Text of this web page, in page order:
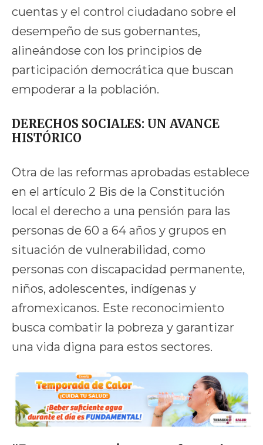
cuentas y el control ciudadano sobre el
desempeño de sus gobernantes,
alineándose con los principios de
participación democrática que buscan
empoderar a la población.
DERECHOS SOCIALES: UN AVANCE
HISTÓRICO
Otra de las reformas aprobadas establece
en el artículo 2 Bis de la Constitución
local el derecho a una pensión para las
personas de 60 a 64 años y grupos en
situación de vulnerabilidad, como
personas con discapacidad permanente,
niños, adolescentes, indígenas y
afromexicanos. Este reconocimiento
busca combatir la pobreza y garantizar
una vida digna para estos sectores.